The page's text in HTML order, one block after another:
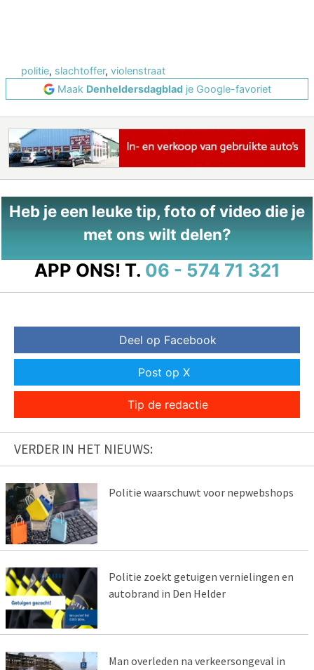
politie, slachtoffer, violenstraat
Maak Denheldersdagbladje Google-favoriet
Heb je een leuke tip, foto of video die je
met ons wilt delen?
APP ONS! T. 06 - 574 71 321
Deel op Facebook
Post op X
Tip de redactie
VERDER IN HET NIEUWS:
Politie waarschuwt voor nepwebshops
Politie zoekt getuigen vernielingen en
autobrand in Den Helder
Man overleden na verkeersongeval in